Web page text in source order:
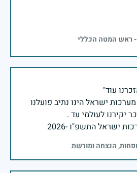
- ראש המטה הכללי
ישראל הינו נתיב פועלנו
ישראל התשפ"ו -2026
הנצחה ומורשת